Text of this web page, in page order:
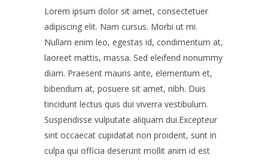
Lorem ipsum dolor sit amet, consectetuer
adipiscing elit. Nam cursus. Morbi ut mi.
Nullam enim leo, egestas id, condimentum at,
laoreet mattis, massa. Sed eleifend nonummy
diam. Praesent mauris ante, elementum et,
bibendum at, posuere sit amet, nibh. Duis
tincidunt lectus quis dui viverra vestibulum.
Suspendisse vulputate aliquam dui.Excepteur
sint occaecat cupidatat non proident, sunt in
culpa qui officia deserunt mollit anim id est